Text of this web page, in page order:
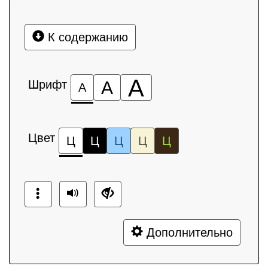
К содержанию
Шрифт А А А
Цвет Ц Ц Ц Ц Ц
Дополнительно